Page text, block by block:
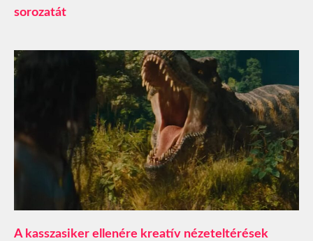
sorozatát
A kasszasiker ellenére kreatív nézeteltérések